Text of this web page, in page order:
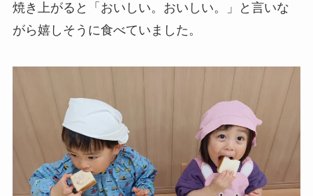
焼き上がると「おいしい。おいしい。」と言いな
がら嬉しそうに食べていました。